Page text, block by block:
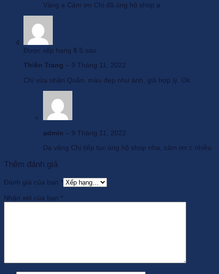
Vâng ạ Cảm ơn Chị đã ủng hộ shop ạ
Được xếp hạng 5 5 sao
Thiên Trang – 9 Tháng 11, 2022
Chị vừa nhận Quần, màu đẹp như ảnh, giá hợp lý. Ok
admin – 9 Tháng 11, 2022
Dạ vâng Chị tiếp tục ủng hộ shop nha, cảm ơn c nhiều
Thêm đánh giá
Đánh giá của bạn *
Nhận xét của bạn *